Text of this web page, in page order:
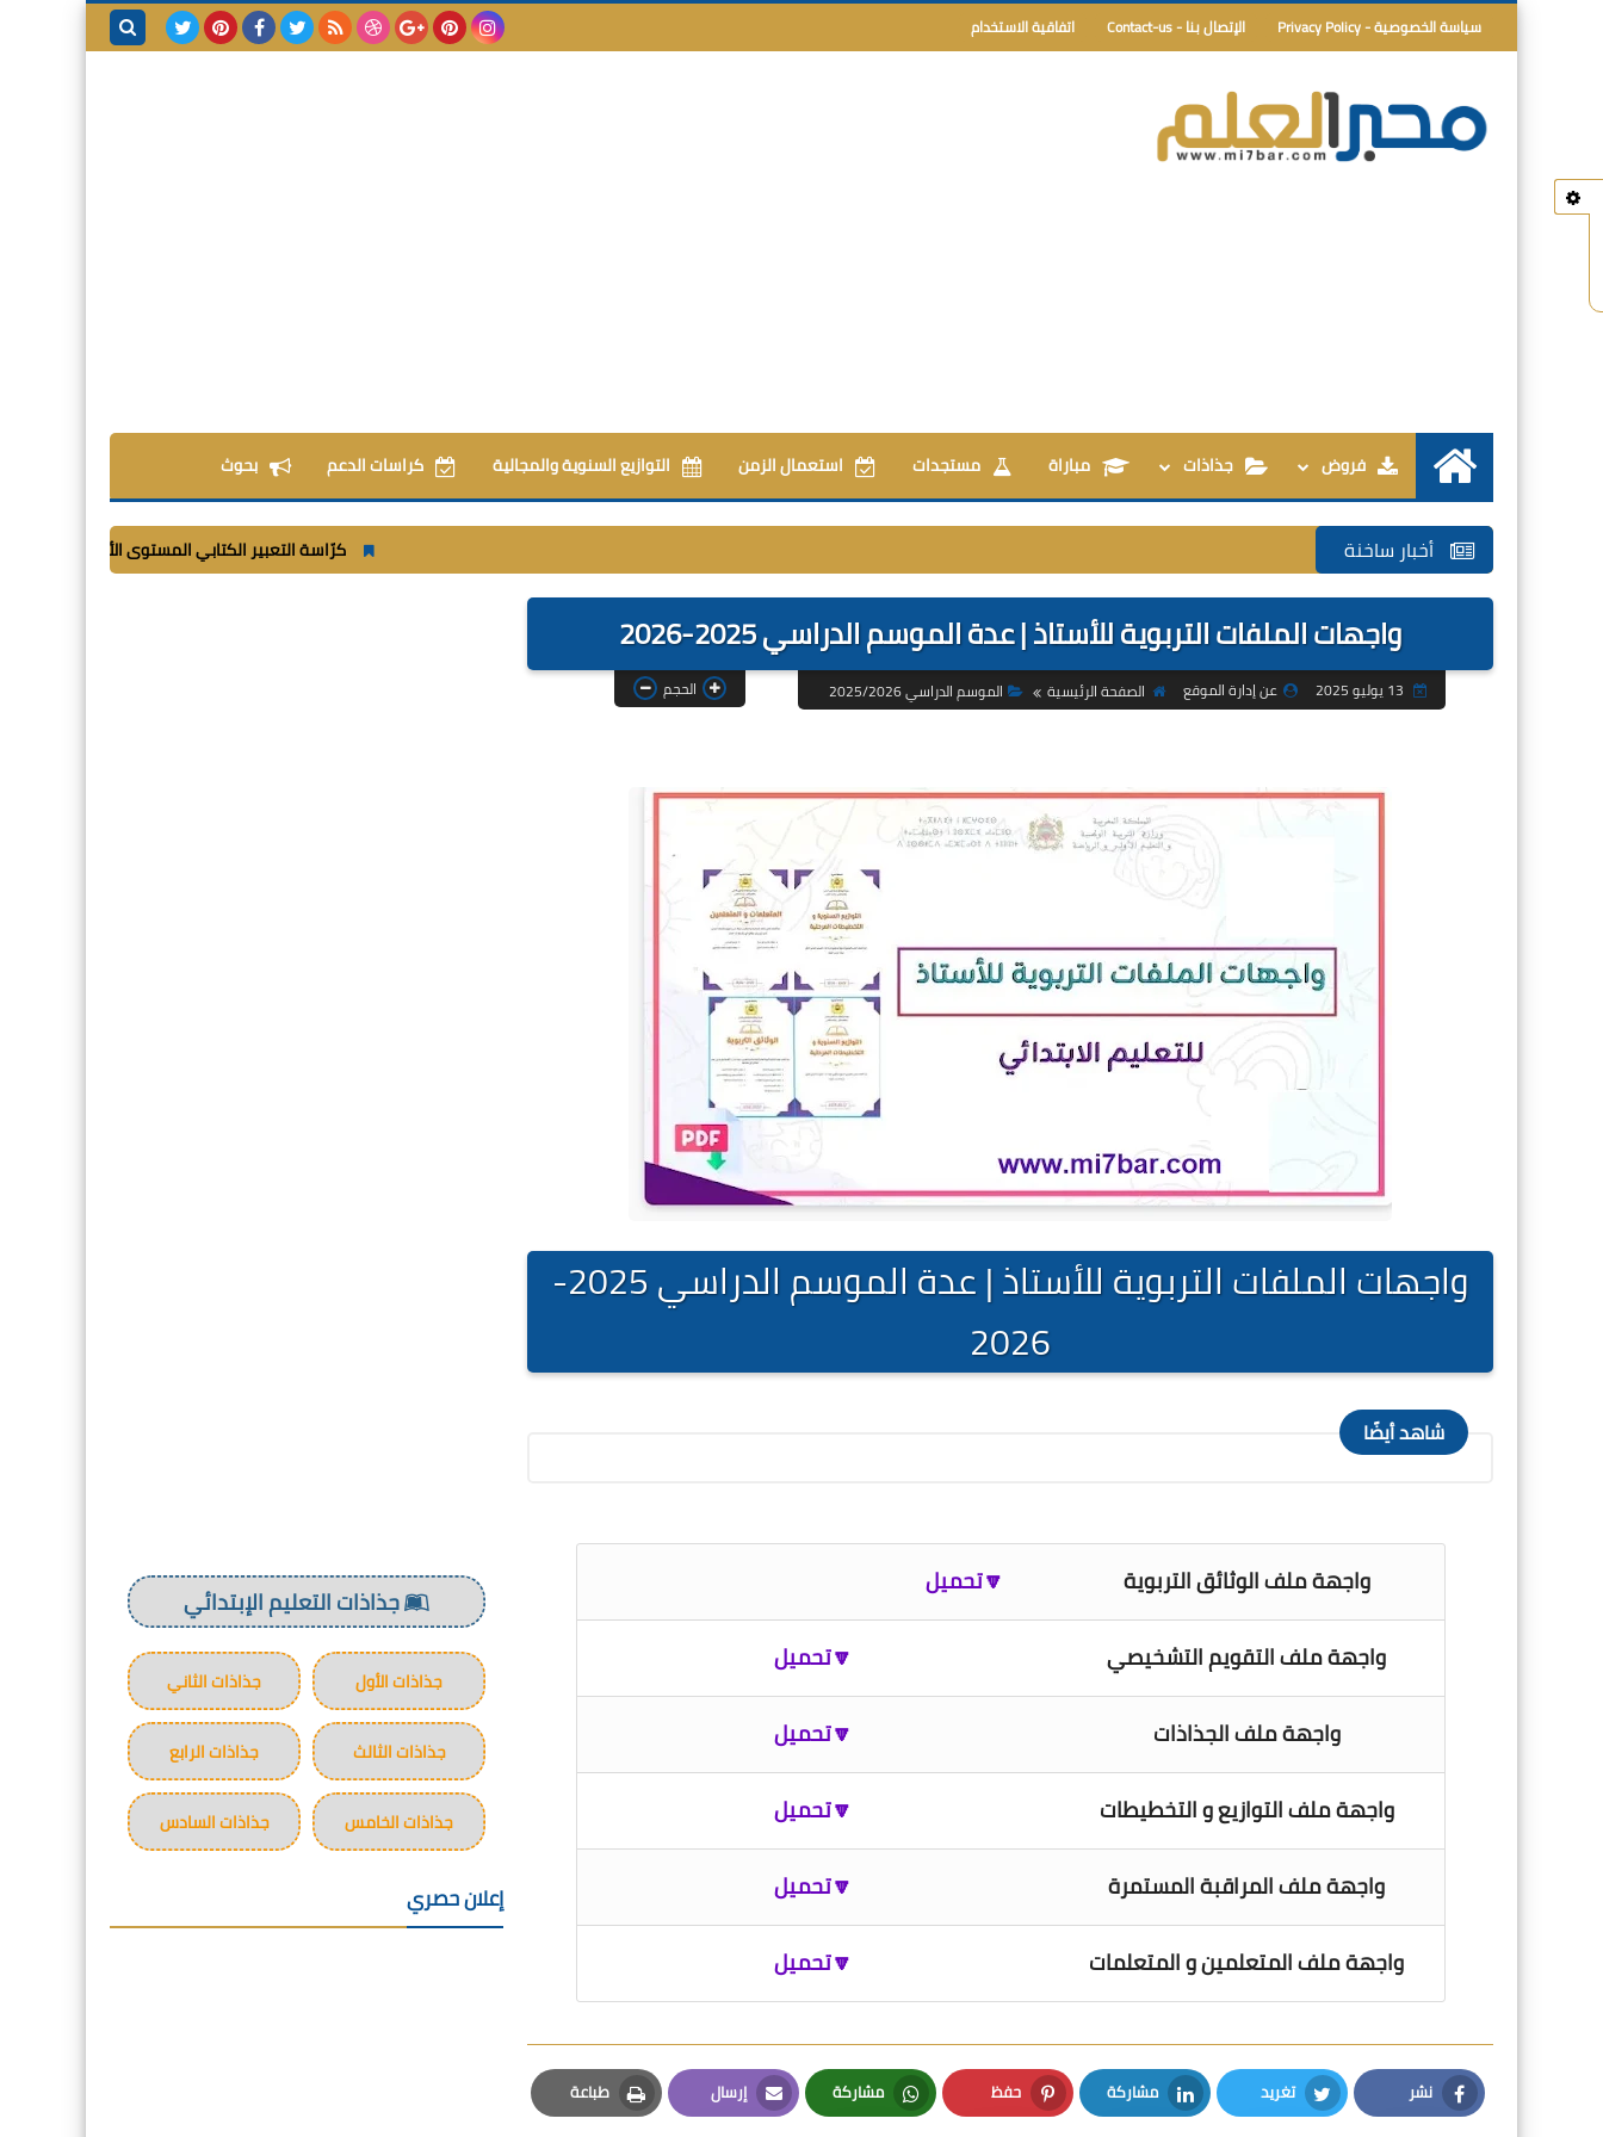
سياسة الخصوصية - Privacy Policy الإتصال بنا - Contact-us اتفاقية الاستخدام
الرئيسيةفروض جذاذات مباراة مستجدات استعمال الزمن التوازيع السنوية والمجالية كراسات الدعم بحوث
أخبار ساخنة كرّاسة التعبير الكتابي المستوى الأول ابتدائي_
واجهات الملفات التربوية للأستاذ | عدة الموسم الدراسي 2025-2026
عن إدارة الموقع الصفحة الرئيسية الموسم الدراسي 2025/2026 الحجم
واجهات الملفات التربوية للأستاذ | عدة الموسم الدراسي 2025-
2026
شاهد أيضًا
واجهة ملف الوثائق التربوية
🔽تحميل
واجهة ملف التقويم التشخيصي
🔽تحميل
واجهة ملف الجذاذات
🔽تحميل
واجهة ملف التوازيع و التخطيطات
🔽تحميل
واجهة ملف المراقبة المستمرة
🔽تحميل
واجهة ملف المتعلمين و المتعلمات
🔽تحميل
نشر
Facebook
تغريد
Twitter
مشاركة
LinkedIn
حفظ
Pinterest
مشاركة
Whatsapp
إرسال
Email
طباعة
Print
جذاذات التعليم الإبتدائي
جذاذات الأول جذاذات الثاني
جذاذات الثالث جذاذات الرابع
جذاذات الخامس جذاذات السادس
إعلان حصري